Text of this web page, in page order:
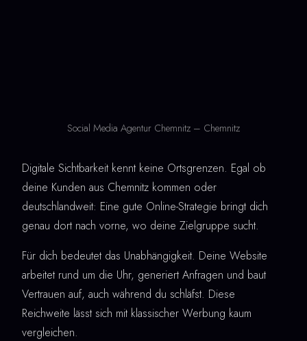
Social Media Agentur Chemnitz – Chemnitz
Digitale Sichtbarkeit kennt keine Ortsgrenzen. Egal ob
deine Kunden aus Chemnitz kommen oder
deutschlandweit: Eine gute Online-Strategie bringt dich
genau dort nach vorne, wo deine Zielgruppe sucht.
Für dich bedeutet das Unabhängigkeit. Deine Website
arbeitet rund um die Uhr, generiert Anfragen und baut
Vertrauen auf, auch während du schläfst. Diese
Reichweite lässt sich mit klassischer Werbung kaum
vergleichen.